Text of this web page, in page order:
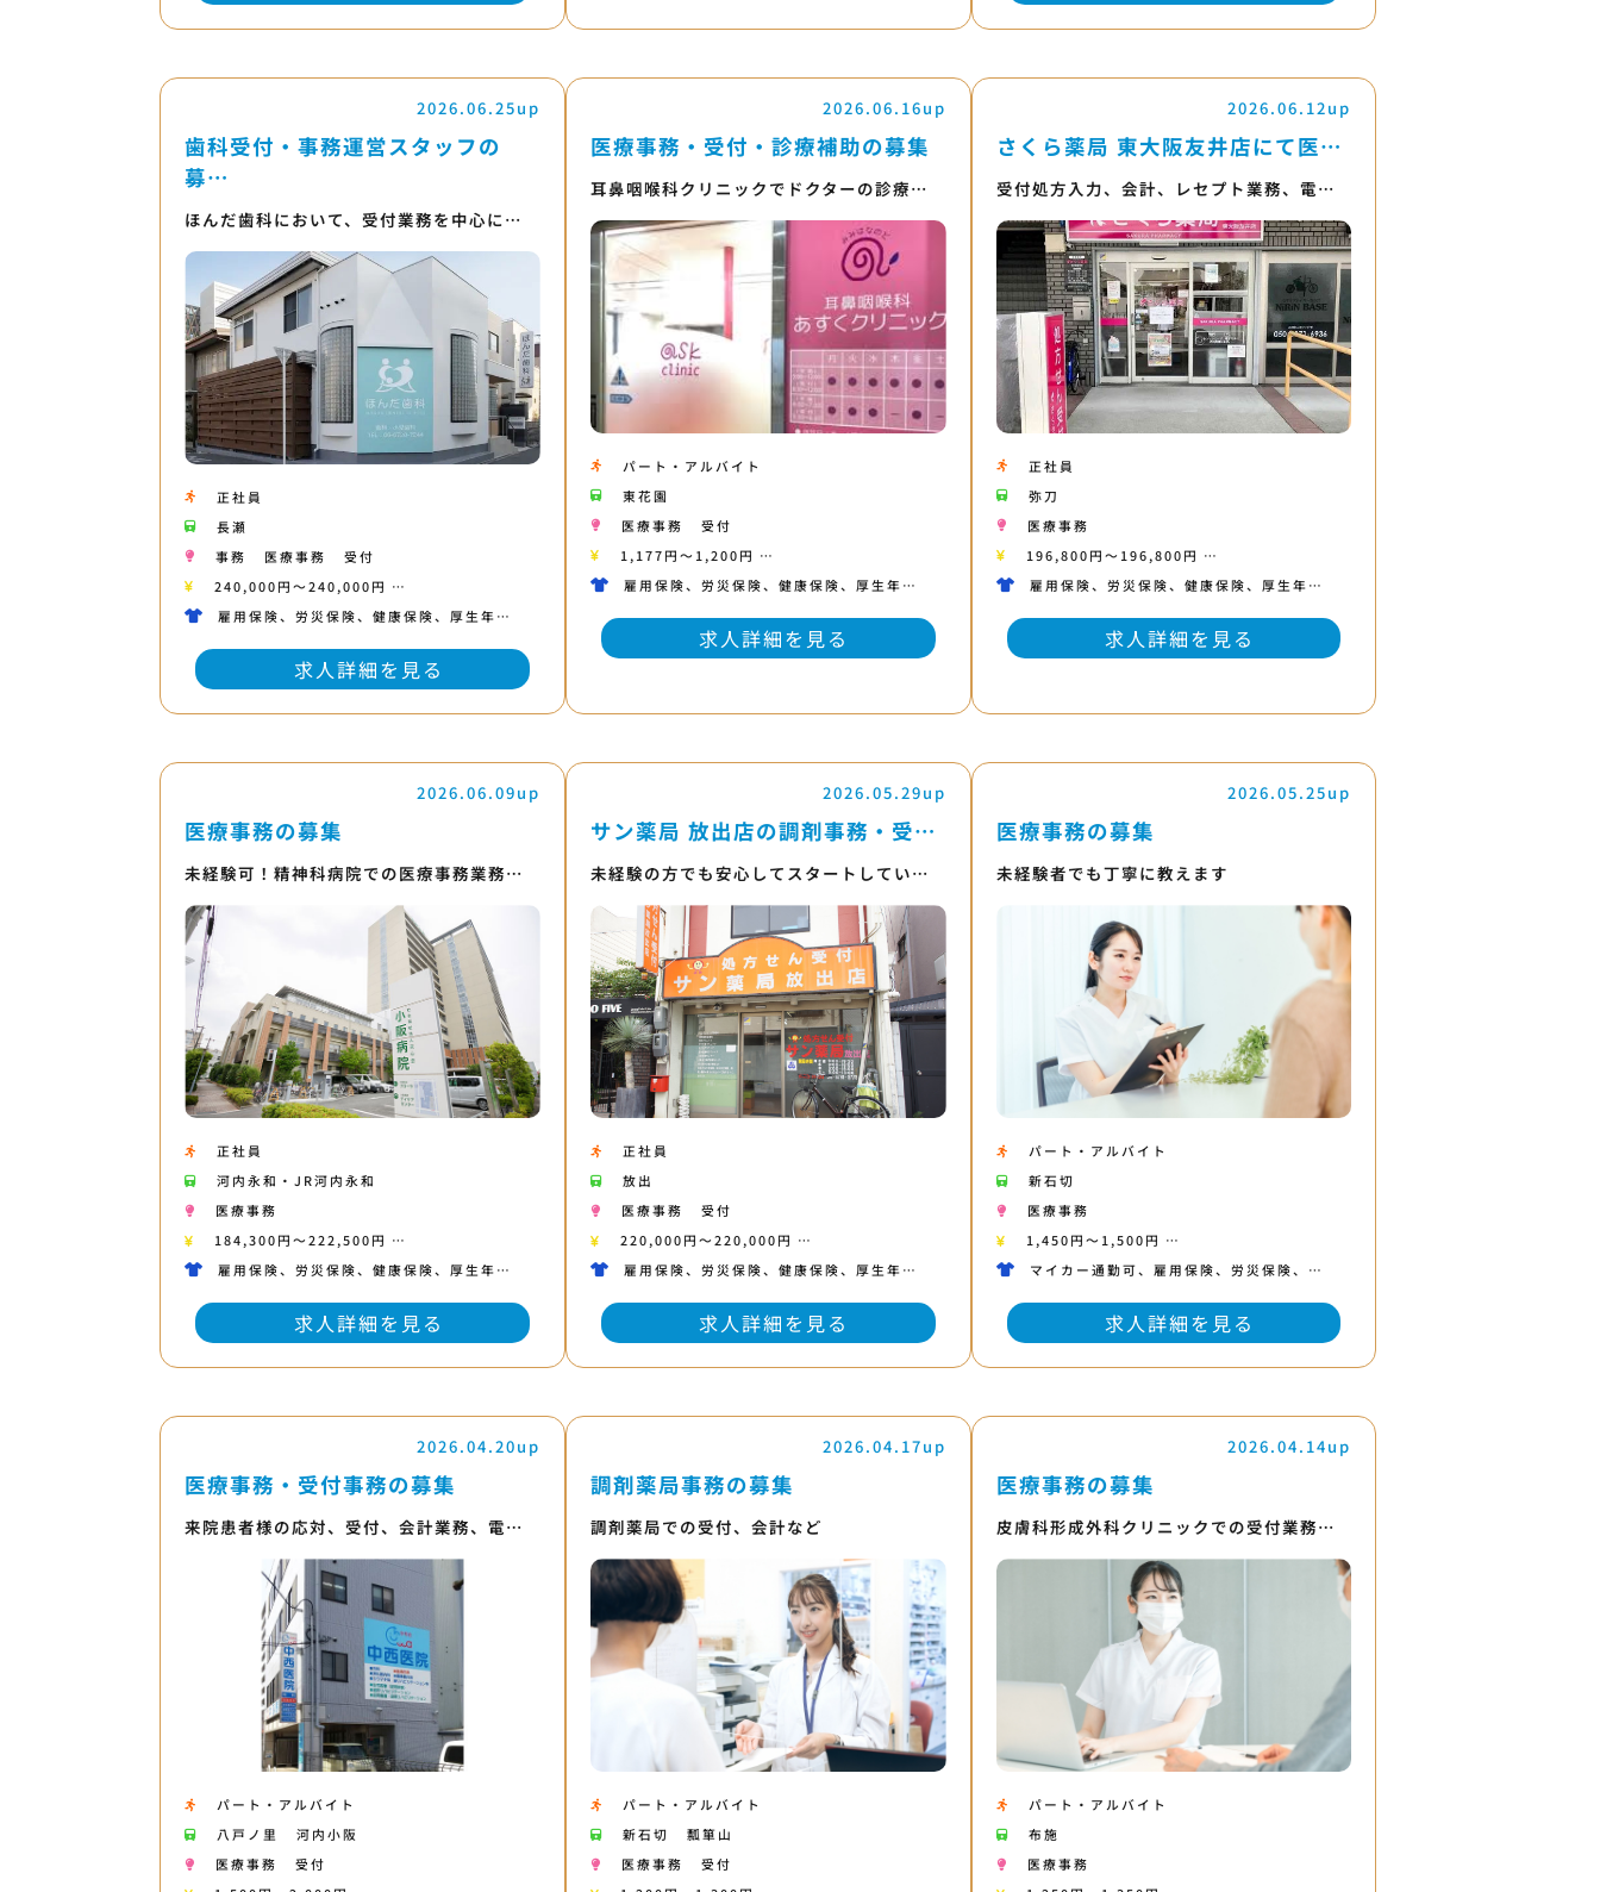
2026.06.25up
歯科受付・事務運営スタッフの
募…
ほんだ歯科において、受付業務を中心に…
正社員
長瀬
事務
医療事務
受付
240,000円〜240,000円 …
雇用保険、労災保険、健康保険、厚生年…
求人詳細を見る
2026.06.16up
医療事務・受付・診療補助の募集
耳鼻咽喉科クリニックでドクターの診療…
パート・アルバイト
東花園
医療事務
受付
1,177円〜1,200円 …
雇用保険、労災保険、健康保険、厚生年…
求人詳細を見る
2026.06.12up
さくら薬局 東大阪友井店にて医…
受付処方入力、会計、レセプト業務、電…
正社員
弥刀
医療事務
196,800円〜196,800円 …
雇用保険、労災保険、健康保険、厚生年…
求人詳細を見る
2026.06.09up
医療事務の募集
未経験可！精神科病院での医療事務業務…
正社員
河内永和・JR河内永和
医療事務
184,300円〜222,500円 …
雇用保険、労災保険、健康保険、厚生年…
求人詳細を見る
2026.05.29up
サン薬局 放出店の調剤事務・受…
未経験の方でも安心してスタートしてい…
正社員
放出
医療事務
受付
220,000円〜220,000円 …
雇用保険、労災保険、健康保険、厚生年…
求人詳細を見る
2026.05.25up
医療事務の募集
未経験者でも丁寧に教えます
パート・アルバイト
新石切
医療事務
1,450円〜1,500円 …
マイカー通勤可、雇用保険、労災保険、…
求人詳細を見る
2026.04.20up
医療事務・受付事務の募集
来院患者様の応対、受付、会計業務、電…
パート・アルバイト
八戸ノ里
河内小阪
医療事務
受付
2026.04.17up
調剤薬局事務の募集
調剤薬局での受付、会計など
パート・アルバイト
新石切
瓢箪山
医療事務
受付
2026.04.14up
医療事務の募集
皮膚科形成外科クリニックでの受付業務…
パート・アルバイト
布施
医療事務